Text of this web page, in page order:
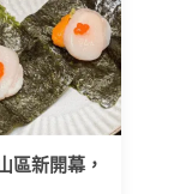
區新開幕，